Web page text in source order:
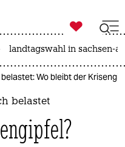

taz zahl ich
landtagswahl in sachsen-
Wo bleibt der
belastet